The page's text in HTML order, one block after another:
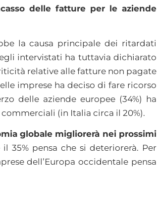
delle fatture per le aziende
la causa principale dei ritardati
intervistati ha tuttavia dichiarato
relative alle fatture non pagate
imprese ha deciso di fare ricorso
delle aziende europee (34%) ha
(in Italia circa il 20%).
globale migliorerà nei prossimi
35% pensa che si deteriorerà. Per
dell’Europa occidentale pensa